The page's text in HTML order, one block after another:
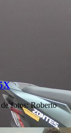
fotos: Roberto